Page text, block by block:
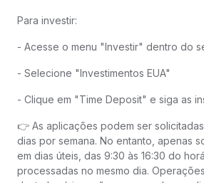
Para investir:
- Acesse o menu "Investir" dentro do
- Selecione "Investimentos EUA"
- Clique em "Time Deposit" e siga as
👉 As aplicações podem ser
dias por semana. No entanto, apenas
em dias úteis, das 9:30 às 16:30 do
processadas no mesmo dia.